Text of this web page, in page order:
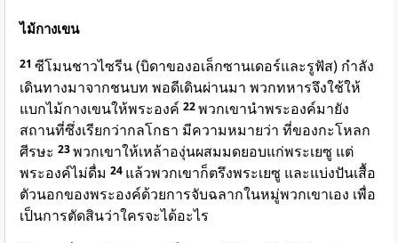
ไม้กางเขน
21 ซีโมนชาวไซรีน (บิดาของอเล็กซานเดอร์และรูฟัส) กำลัง
เดินทางมาจากชนบท พอดีเดินผ่านมา พวกทหารจึงใช้ให้
แบกไม้กางเขนให้พระองค์ 22พวกเขานำพระองค์มายัง
สถานที่ซึ่งเรียกว่ากลโกธา มีความหมายว่า ที่ของกะโหลก
ศีรษะ 23พวกเขาให้เหล้าองุ่นผสมมดยอบแก่พระเยซู แต่
พระองค์ไม่ดื่ม 24 แล้วพวกเขาก็ตรึงพระเยซู และแบ่งปันเสื้อ
ตัวนอกของพระองค์ด้วยการจับฉลากในหมู่พวกเขาเอง เพื่อ
เป็นการตัดสินว่าใครจะได้อะไร